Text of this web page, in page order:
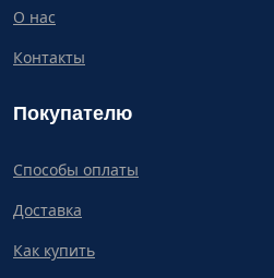
О нас
Контакты
Покупателю
Способы оплаты
Доставка
Как купить